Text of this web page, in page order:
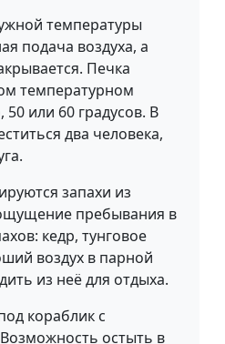
температуры
подача воздуха, а
Печка
температурном
или 60 градусов. В
два человека,
запахи из
пребывания в
кедр, тунговое
воздух в парной
из неё для отдыха.
кораблик с
остыть в